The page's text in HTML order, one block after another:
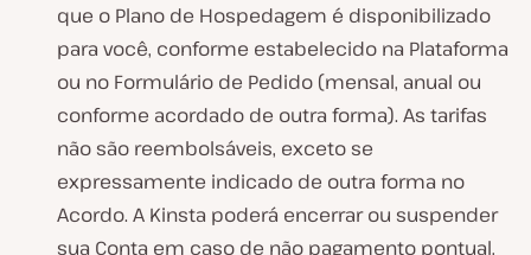
que o Plano de Hospedagem é disponibilizado
para você, conforme estabelecido na Plataforma
ou no Formulário de Pedido (mensal, anual ou
conforme acordado de outra forma). As tarifas
não são reembolsáveis, exceto se
expressamente indicado de outra forma no
Acordo. A Kinsta poderá encerrar ou suspender
sua Conta em caso de não pagamento pontual,